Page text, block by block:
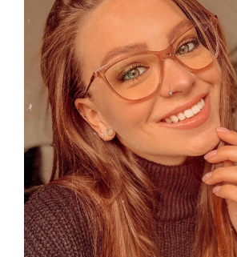
Verstelbare neus-pads:
Verende scharnier:
Clip-on:
accessoires
Koker:
Reinigingsdoekje:
Overig
Geslacht:
Categorie:
Merk: